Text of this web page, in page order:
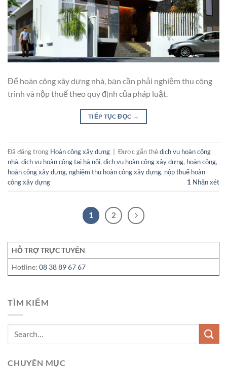
Để hoàn công xây dựng nhà, bạn cần phải nghiệm thu công
trình và nộp thuế theo quy định của pháp luật.
TIẾP TỤC ĐỌC →
Đã đăng trong Hoàn công xây dựng Được gắn thẻdịch vụ hoàn công
nhà, dịch vụ hoàn công tại hà nội, dịch vụ hoàn công xây dựng, hoàn công,
hoàn công xây dựng, nghiệm thu hoàn công xây dựng, nộp thuế hoàn
công xây dựng
1 Nhận xét
1 2
HỖ TRỢ TRỰC TUYẾN
Hotline:08 38 89 67 67
TÌM KIẾM
CHUYÊN MỤC